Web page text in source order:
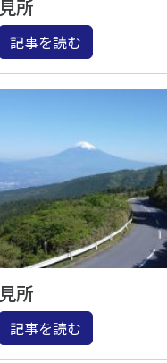
見所
記事を読む
見所
記事を読む